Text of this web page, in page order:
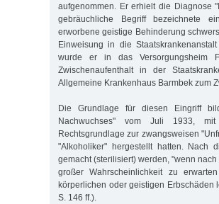
aufgenommen. Er erhielt die Diagnose
gebräuchliche Begriff bezeichnete
erworbene geistige Behinderung
Einweisung in die
wurde er in das Versorgungsheim
Zwischenaufenthalt in der
Allgemeine Krankenhaus Barmbek zum
Die Grundlage für diesen Eingriff
Nachwuchses" vom Juli 1933,
Rechtsgrundlage zur zwangsweisen
"Alkoholiker" hergestellt hatten. Nach
gemacht (sterilisiert) werden, "wenn
großer Wahrscheinlichkeit zu
körperlichen oder geistigen Erbschäden
S. 146 ff.).